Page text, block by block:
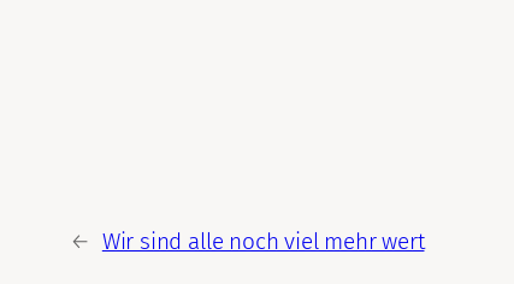
← Wir sind alle noch viel mehr wert